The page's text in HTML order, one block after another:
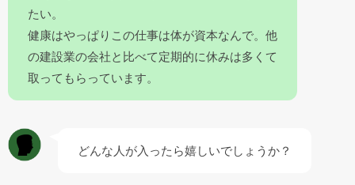
たい。
健康はやっぱりこの仕事は体が資本なんで。他
の建設業の会社と比べて定期的に休みは多くて
取ってもらっています。
どんな人が入ったら嬉しいでしょうか？